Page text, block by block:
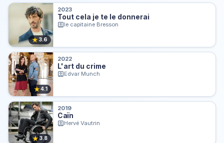
★3.6
2023
Tout cela je te le donnerai
le capitaine Bresson
★4.1
2022
L'art du crime
Edvar Munch
★3.8
2019
Caïn
Hervé Vautrin